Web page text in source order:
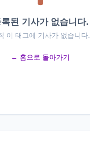
된 기사가 없습니다.
이 태그에 기사가 없습니다.
← 홈으로 돌아가기